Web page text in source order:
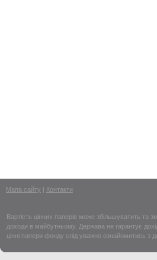
Мапа сайту | Контакти
Вартість цінних паперів може збільшуватить
доходи в майбутньому. Держава не гарантує
цінні папери фонду слід уважно ознайомитись з